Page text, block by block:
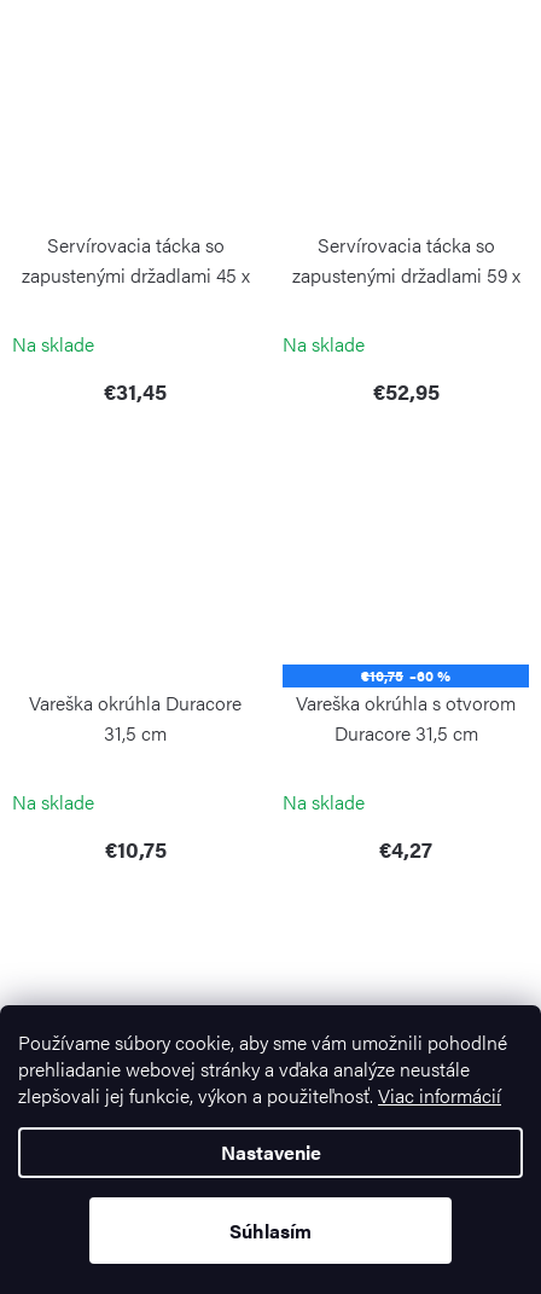
Používame súbory cookie, aby sme vám umožnili pohodlné
prehliadanie webovej stránky a vďaka analýze neustále
zlepšovali jej funkcie, výkon a použiteľnosť. Viac informácií
Nastavenie
Súhlasím
Servírovacia tácka so
zapustenými držadlami 45 x
Na sklade
€31,45
Servírovacia tácka so
zapustenými držadlami 59 x
Na sklade
€52,95
Vareška okrúhla Duracore
31,5 cm
Na sklade
€10,75
€10,75 –60 %
Vareška okrúhla s otvorom
Duracore 31,5 cm
Na sklade
€4,27
Box na jedlo/potraviny ECO
STORE&MORE 1900 ml
Na sklade
Box na jedlo/potraviny ECO
STORE&MORE 1900 ml
Na sklade